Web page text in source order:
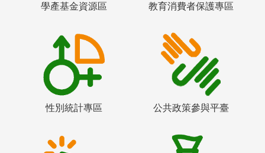
學產基金資源區 教育消費者保護專區
性別統計專區 公共政策參與平臺